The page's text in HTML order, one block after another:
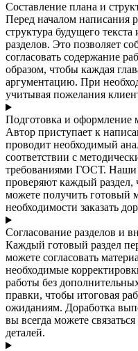
Составление плана и
Перед началом написания
структура будущего
разделов. Это позволяет
согласовать содержание
образом, чтобы каждая
аргументацию. При
учитывая пожелания
Подготовка и оформление
Автор приступает к
проводит необходимый
соответствии с
требованиями ГОСТ. Наши
проверяют каждый
можете получить готовый
необходимости заказать
Согласование разделов и
Каждый готовый раздел
можете согласовать
необходимые
работы без
правки, чтобы итоговая
ожиданиям. Доработка
вы всегда можете
деталей.